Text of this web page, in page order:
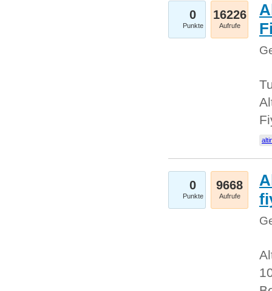
0
Punkte
16226
Aufrufe
0
Punkte
9668
Aufrufe